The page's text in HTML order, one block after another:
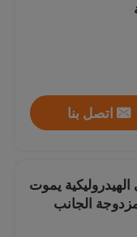
اتصل بنا
الهيدروليكية يموت
الجانب